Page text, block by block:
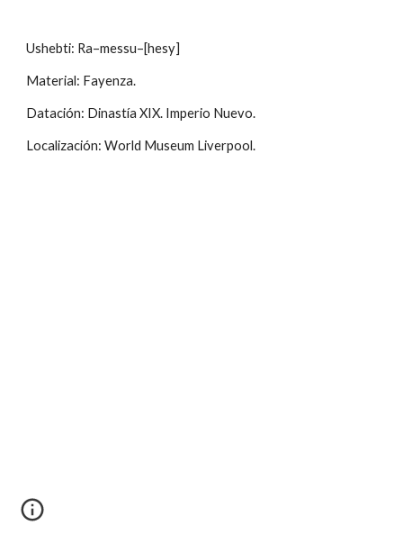
Ushebti: Ra–messu–[hesy]
Material: Fayenza.
Datación: Dinastía XIX. Imperio Nuevo.
Localización: World Museum Liverpool.